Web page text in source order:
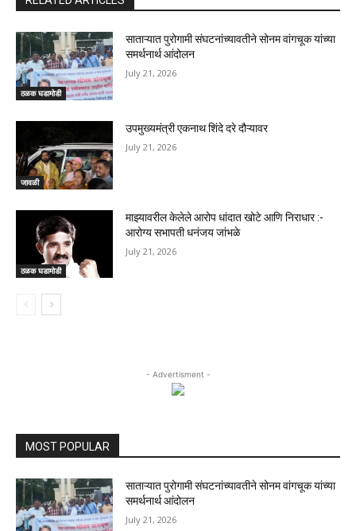
ठळक घडामोडी
साताऱ्यात पुरोगामी संघटनांच्यावतीने सोनम वांगचूक यांच्या
समर्थनार्थ आंदोलन
July 21, 2026
जावळी
उपमुख्यमंत्री एकनाथ शिंदे दरे दौऱ्यावर
July 21, 2026
ठळक घडामोडी
माझ्यावरील केलेले आरोप धांदात खोटे आणि निराधार :-
आरोग्य सभापती धनंजय जांभळे
July 21, 2026
- Advertisment -
MOST POPULAR
साताऱ्यात पुरोगामी संघटनांच्यावतीने सोनम वांगचूक यांच्या
समर्थनार्थ आंदोलन
July 21, 2026